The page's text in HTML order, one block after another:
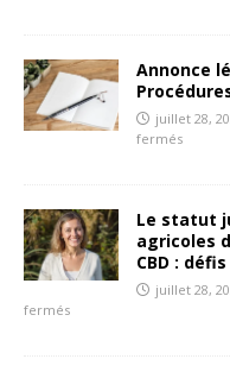
Annonce
juillet 28,
fermés
Le statut
agricoles
CBD :
juillet 28,
fermés